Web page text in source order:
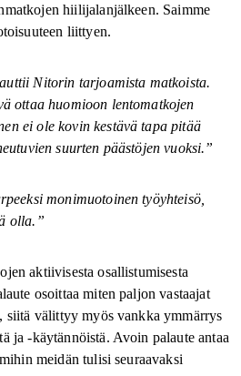
hiilijalanjälkeen. Saimme
liittyen.
Nitorin tarjoamista matkoista.
ottaa huomioon lentomatkojen
ei ole kovin kestävä tapa pitää
suurten päästöjen vuoksi.”
monimuotoinen työyhteisö,
olla.”
aktiivisesta osallistumisesta
osoittaa miten paljon vastaajat
siitä välittyy myös vankka ymmärrys
ja -käytännöistä. Avoin palaute antaa
meidän tulisi seuraavaksi